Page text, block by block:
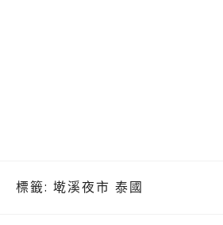
標籤: 墘溪夜市 泰國